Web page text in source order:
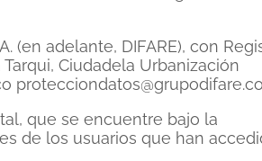
(en adelante, DIFARE), con
Ciudadela Urbanización
que se encuentre bajo la
de los usuarios que han